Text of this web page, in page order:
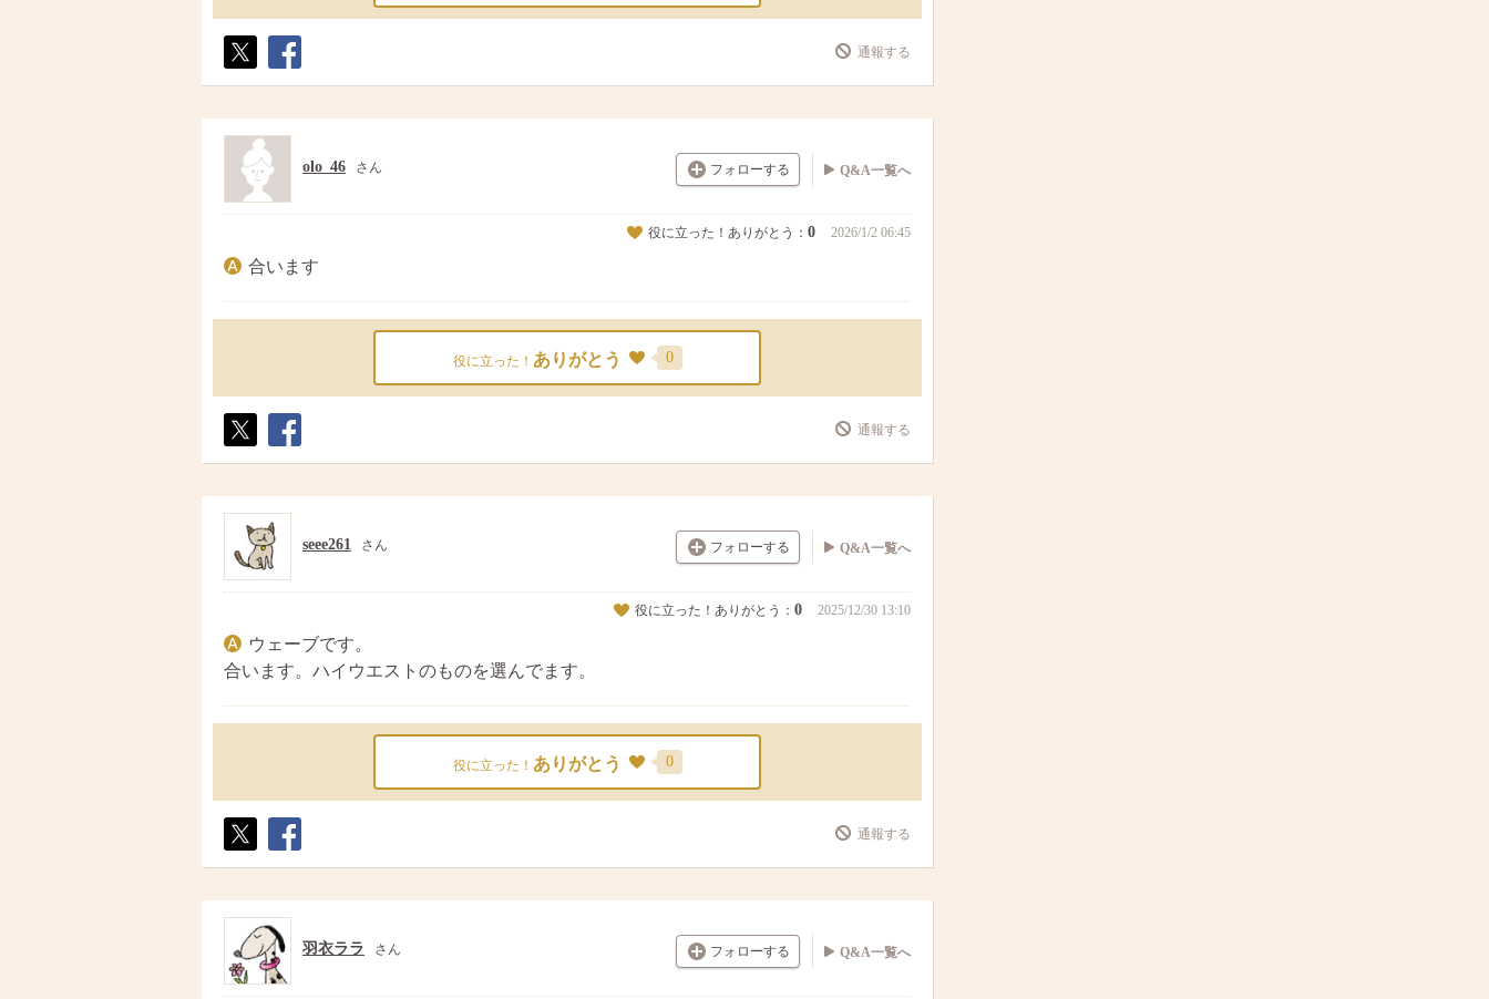
ト
ア
通報する
フォローする
olo_46 さん Q&A一覧へ
役に立った！ありがとう： 0 2026/1/2 06:45
合います
役に立った！ ありがとう 0
ト
ア
通報する
フォローする
seee261 さん Q&A一覧へ
役に立った！ありがとう： 0 2025/12/30 13:10
ウェーブです。
合います。ハイウエストのものを選んでます。
役に立った！ ありがとう 0
ト
ア
通報する
フォローする
羽衣ララ さん Q&A一覧へ